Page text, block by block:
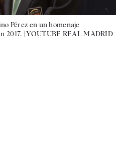
Pérez en un homenaje
2017. |YOUTUBE REAL MADRID